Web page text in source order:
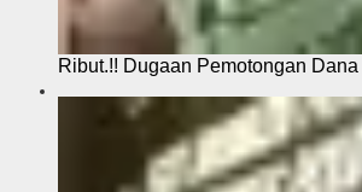
Ribut.!! Dugaan Pemotongan